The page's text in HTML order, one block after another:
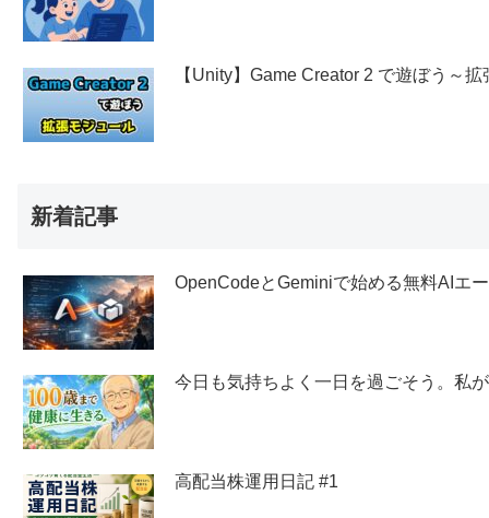
【Unity】Game Creator 2 で遊ぼう～
新着記事
OpenCodeとGeminiで始める無料AIエ
今日も気持ちよく一日を過ごそう。私
高配当株運用日記 #1